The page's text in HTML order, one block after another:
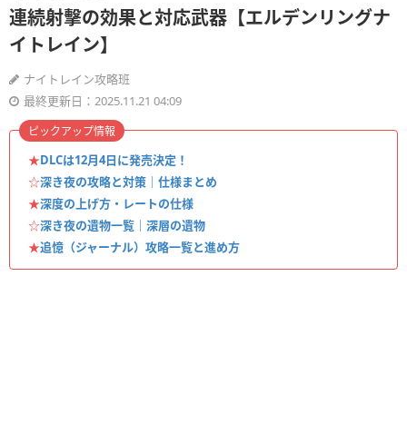
連続射擊の効果と対応武器【エルデンリングナ
イトレイン】
ナイトレイン攻略班
最終更新日：2025.11.21 04:09
★DLCは12月4日に発売決定！
☆深き夜の攻略と対策｜仕様まとめ
★深度の上げ方・レートの仕様
☆深き夜の遺物一覧｜深層の遺物
★追憶（ジャーナル）攻略一覧と進め方
ピックアップ情報